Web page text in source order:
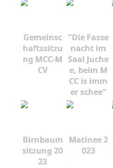
Gemeinsc
haftssitzu
ng MCC-M
CV
"Die Fasse
nacht im
Saal Juche
e, beim M
CC is imm
er schee"
Birnbaum
sitzung 20
23
Matinee 2
023